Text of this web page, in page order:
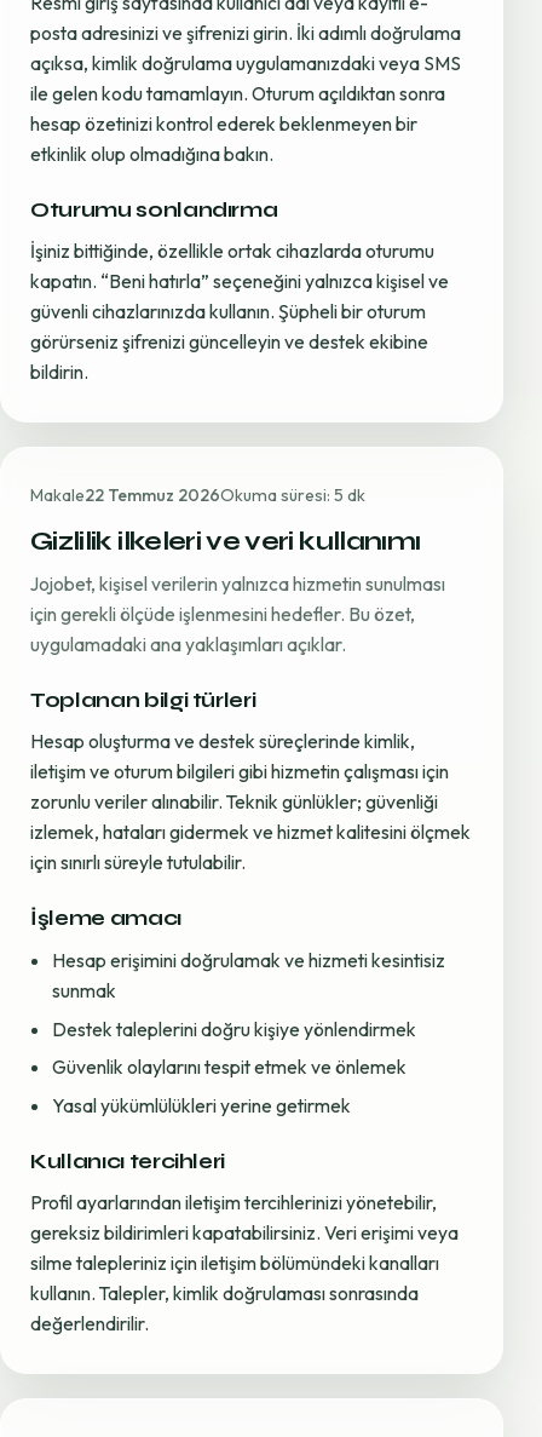
posta adresinizi ve şifrenizi girin. İki adımlı doğrulama
açıksa, kimlik doğrulama uygulamanızdaki veya SMS
ile gelen kodu tamamlayın. Oturum açıldıktan sonra
hesap özetinizi kontrol ederek beklenmeyen bir
etkinlik olup olmadığına bakın.
Oturumu sonlandırma
İşiniz bittiğinde, özellikle ortak cihazlarda oturumu
kapatın. “Beni hatırla” seçeneğini yalnızca kişisel ve
güvenli cihazlarınızda kullanın. Şüpheli bir oturum
görürseniz şifrenizi güncelleyin ve destek ekibine
bildirin.
Makale22 Temmuz 2026Okuma süresi: 5 dk
Gizlilik ilkeleri ve veri kullanımı
Jojobet, kişisel verilerin yalnızca hizmetin sunulması
için gerekli ölçüde işlenmesini hedefler. Bu özet,
uygulamadaki ana yaklaşımları açıklar.
Toplanan bilgi türleri
Hesap oluşturma ve destek süreçlerinde kimlik,
iletişim ve oturum bilgileri gibi hizmetin çalışması için
zorunlu veriler alınabilir. Teknik günlükler; güvenliği
izlemek, hataları gidermek ve hizmet kalitesini ölçmek
için sınırlı süreyle tutulabilir.
İşleme amacı
Hesap erişimini doğrulamak ve hizmeti kesintisiz
sunmak
Destek taleplerini doğru kişiye yönlendirmek
Güvenlik olaylarını tespit etmek ve önlemek
Yasal yükümlülükleri yerine getirmek
Kullanıcı tercihleri
Profil ayarlarından iletişim tercihlerinizi yönetebilir,
gereksiz bildirimleri kapatabilirsiniz. Veri erişimi veya
silme talepleriniz için iletişim bölümündeki kanalları
kullanın. Talepler, kimlik doğrulaması sonrasında
değerlendirilir.